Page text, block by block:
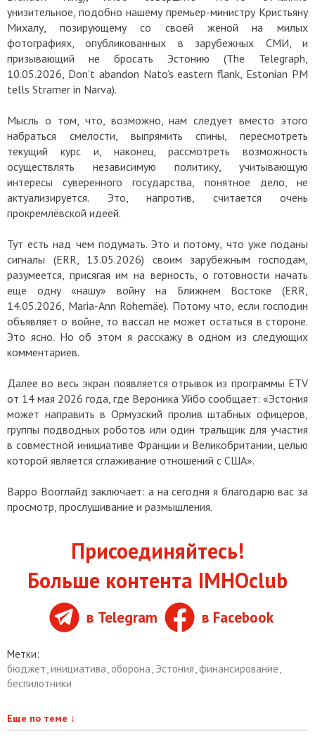
унизительное, подобно нашему премьер-министру Кристьяну
Михалу, позирующему со своей женой на милых
фотографиях, опубликованных в зарубежных СМИ, и
призывающий не бросать Эстонию (The Telegraph,
10.05.2026, Don’t abandon Nato’s eastern flank, Estonian PM
tells Stramer in Narva).
Мысль о том, что, возможно, нам следует вместо этого
набраться смелости, выпрямить спины, пересмотреть
текущий курс и, наконец, рассмотреть возможность
осуществлять независимую политику, учитывающую
интересы суверенного государства, понятное дело, не
актуализируется. Это, напротив, считается очень
прокремлёвской идеей.
Тут есть над чем подумать. Это и потому, что уже поданы
сигналы (ERR, 13.05.2026) своим зарубежным господам,
разумеется, присягая им на верность, о готовности начать
еще одну «нашу» войну на Ближнем Востоке (ERR,
14.05.2026, Maria-Аnn Rohemäe). Потому что, если господин
объявляет о войне, то вассал не может остаться в стороне.
Это ясно. Но об этом я расскажу в одном из следующих
комментариев.
Далее во весь экран появляется отрывок из программы ETV
от 14 мая 2026 года, где Вероника Уйбо сообщает: «Эстония
может направить в Ормузский пролив штабных офицеров,
группы подводных роботов или один тральщик для участия
в совместной инициативе Франции и Великобритании, целью
которой является сглаживание отношений с США».
Варро Вооглайд заключает: а на сегодня я благодарю вас за
просмотр, прослушивание и размышления.
Присоединяйтесь!
Больше контента IMHOclub
в Telegram в Facebook
Метки:
бюджет,инициатива, оборона, Эстония,финансирование,
беспилотники
Еще по теме ↓